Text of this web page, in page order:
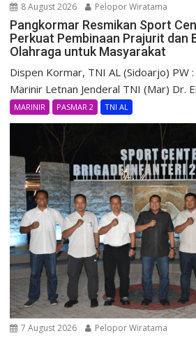
8 August 2026 Pelopor Wiratama
Pangkormar Resmikan Sport
Perkuat Pembinaan Prajurit dan
Olahraga untuk Masyarakat
Dispen Kormar, TNI AL (Sidoarjo) PW
Marinir Letnan Jenderal TNI (Mar) Dr.
MARINIR PASMAR 2 TNI AL
7 August 2026 Pelopor Wiratama